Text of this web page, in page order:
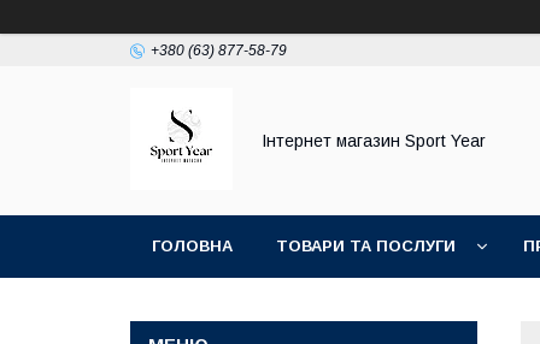
+380 (63) 877-58-79
Інтернет магазин Sport Year
ГОЛОВНА ТОВАРИ ТА ПОСЛУГИ